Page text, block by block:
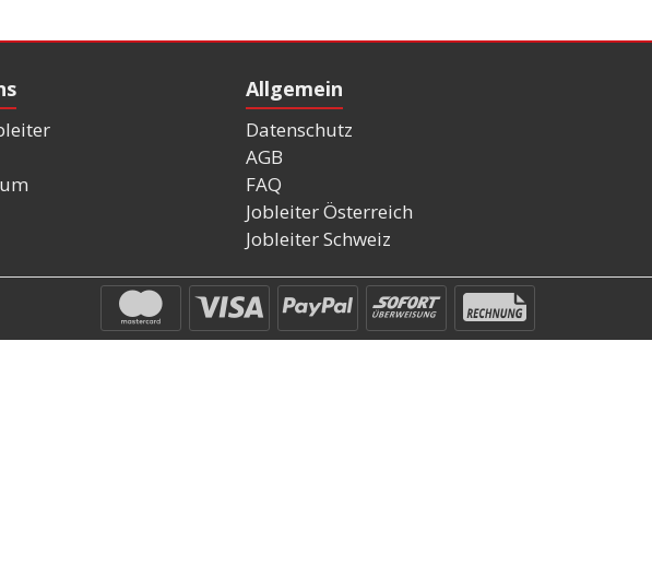
Allgemein
Datenschutz
AGB
FAQ
Jobleiter Österreich
Jobleiter Schweiz